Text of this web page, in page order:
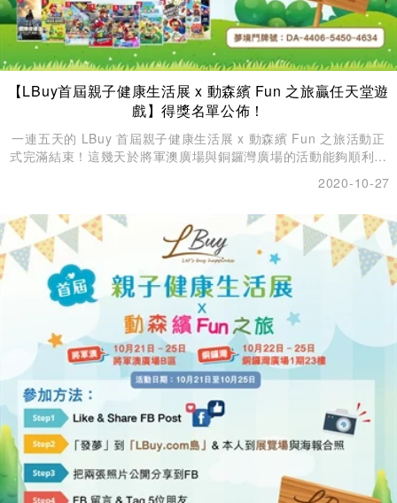
【LBuy首屆親子健康生活展 x 動森繽 Fun 之旅贏任天堂遊
戲】得獎名單公佈！
一連五天的 LBuy 首屆親子健康生活展 x 動森繽 Fun 之旅活動正
式完滿結束！這幾天於將軍澳廣場與銅鑼灣廣場的活動能夠順利進
獎名單亦剛剛新鮮出爐，趕快來看看自己是否這次的 10 位幸運
遊戲 得獎名單 Yuki Lam Kong Allen Rona
2020-10-27